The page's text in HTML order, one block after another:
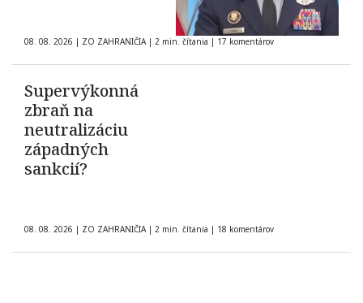
08. 08. 2026 | ZO ZAHRANIČIA | 2 min. čítania | 17 komentárov
Supervýkonná
zbraň na
neutralizáciu
západných
sankcií?
08. 08. 2026 | ZO ZAHRANIČIA | 2 min. čítania | 18 komentárov